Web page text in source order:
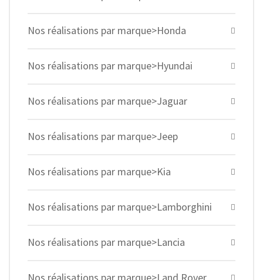
Nos réalisations par marque>Honda
Nos réalisations par marque>Hyundai
Nos réalisations par marque>Jaguar
Nos réalisations par marque>Jeep
Nos réalisations par marque>Kia
Nos réalisations par marque>Lamborghini
Nos réalisations par marque>Lancia